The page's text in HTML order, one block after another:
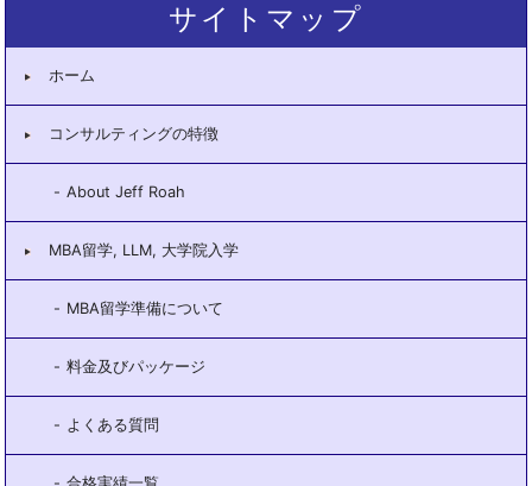
サイトマップ
ホーム
コンサルティングの特徴
About Jeff Roah
MBA留学, LLM, 大学院入学
MBA留学準備について
料金及びパッケージ
よくある質問